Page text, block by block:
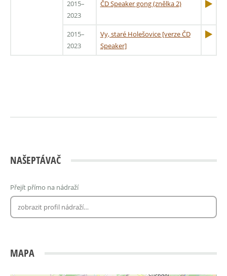
2015–
2023
ČD Speaker gong (znělka 2)
2015–
2023
Vy, staré Holešovice [verze ČD
Speaker]
NAŠEPTÁVAČ
Přejít přímo na nádraží
MAPA